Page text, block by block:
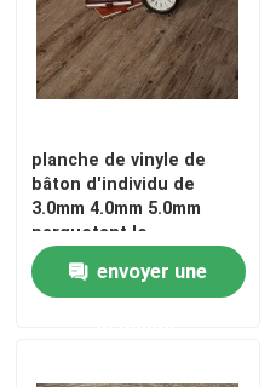
planche de vinyle de
bâton d'individu de
3.0mm 4.0mm 5.0mm
parquetant le
revêtement UV
envoyer une